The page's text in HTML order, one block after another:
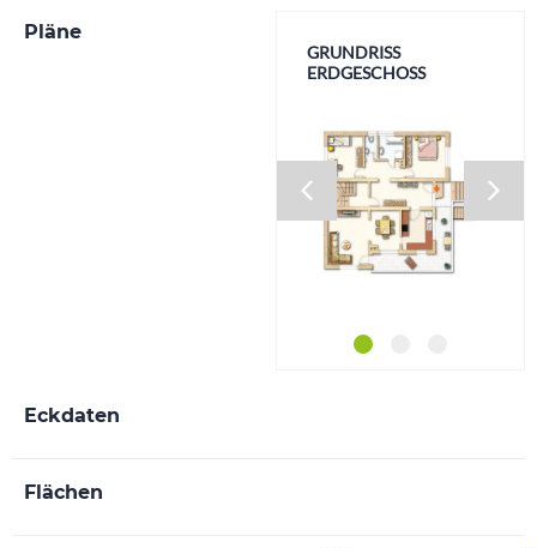
Pläne
GRUNDRISS
ERDGESCHOSS
GRUNDRISS
OBERGESCHOSS
GRUNDRISS
KELLERGESCHOSS
Eckdaten
Flächen